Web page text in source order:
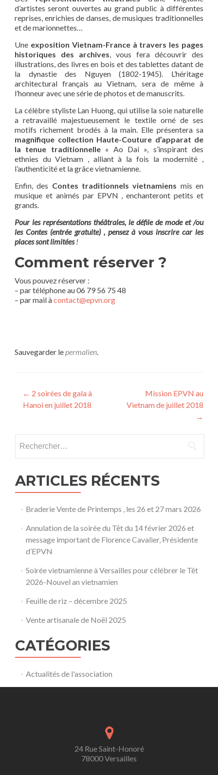
d’artistes seront ouvertes au grand public à différentes
reprises, enrichies de danses, de musiques traditionnelles
et de marionnettes…
Une exposition Vietnam-France à travers les pages
historiques des archives, vous fera découvrir des
illustrations, des livres en bois et des tablettes datant de
la dynastie des Nguyen (1802-1945). L’héritage
architectural français au Vietnam, sera de même à
l’honneur avec une série de photos et de manuscrits.
La célèbre styliste Lan Huong, qui utilise la soie naturelle
a retravaillé majestueusement le textile orné de ses
motifs richement brodés à la main. Elle présentera sa
magnifique collection Haute-Couture d’apparat de
la tenue traditionnelle« Ao Dai », s’inspirant des
ethnies du Vietnam , alliant à la fois la modernité ,
l’authenticité et la grâce vietnamienne.
Enfin, des Contes traditionnels vietnamiens mis en
musique et animés par EPVN , enchanteront petits et
grands.
Pour les représentations théâtrales, le défile de mode et /ou
les Contes (entrée gratuite) , pensez à vous inscrire car les
places sont limitées!
Comment réserver ?
Vous pouvez réserver :
– par téléphone au 06 79 56 75 48
– par mail àcontact@epvn.org
Sauvegarder lepermalien.
Navigation
des
articles
← 2 soirées de gala à
Hanoi en juillet 2018
Mission EPVN au
Vietnam de juillet 2018
→
ARTICLES RÉCENTS
Braderie Vente de Printemps , les 26 et 27 mars 2026
Annulation de la soirée du Têt du 14 février 2026 et
message important de Florence Cavalier, Présidente
d’EPVN
Soirée vietnamienne à Versailles pour célébrer le Têt
2026-Nouvel an vietnamien
Feuille de riz – décembre 2025
Vente artisanale de Noël 2025
CATÉGORIES
Actualités de l'association
24 Rue Saint-Honoré
78000 Versailles